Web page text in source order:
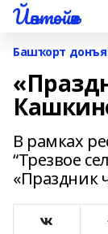
Йәнтөйәк
Башҡорт
В рамках
“Трезвое
«Праздник